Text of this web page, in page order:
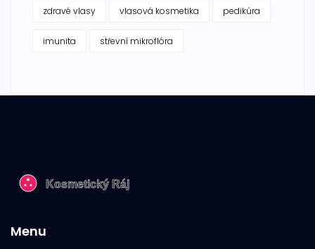
zdravé vlasy vlasová kosmetika pedikúra
imunita střevní mikroflóra
Menu